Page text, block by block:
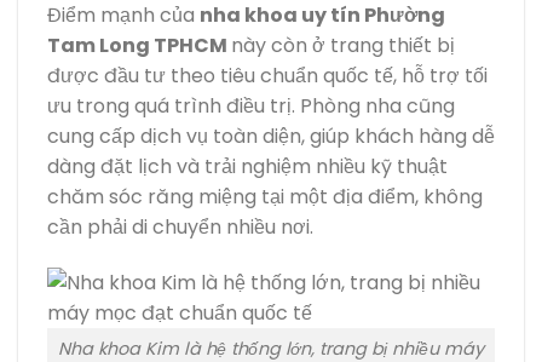
Điểm mạnh của nha khoa uy tín Phường
Tam Long TPHCM này còn ở trang thiết bị
được đầu tư theo tiêu chuẩn quốc tế, hỗ trợ tối
ưu trong quá trình điều trị. Phòng nha cũng
cung cấp dịch vụ toàn diện, giúp khách hàng dễ
dàng đặt lịch và trải nghiệm nhiều kỹ thuật
chăm sóc răng miệng tại một địa điểm, không
cần phải di chuyển nhiều nơi.
Nha khoa Kim là hệ thống lớn, trang bị nhiều máy